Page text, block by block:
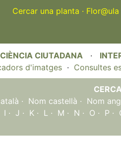
Cercar una planta · Flor@ula
CIÈNCIA CIUTADANA ·
d'imatges· Consultes
· Nom castellà · Nom
I · J · K · L · M · N · O · P ·